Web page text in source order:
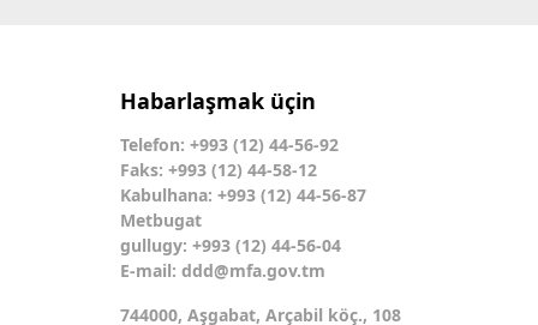
Habarlaşmak üçin
Telefon: +993 (12) 44-56-92
Faks: +993 (12) 44-58-12
Kabulhana: +993 (12) 44-56-87
Metbugat
gullugy: +993 (12) 44-56-04
E-mail: ddd@mfa.gov.tm
744000, Aşgabat, Arçabil köç., 108